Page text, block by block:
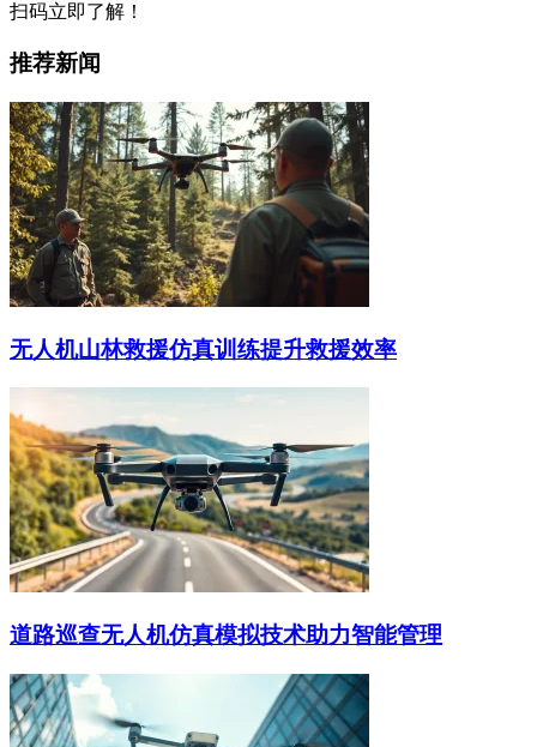
扫码立即了解！
推荐新闻
无人机山林救援仿真训练提升救援效率
道路巡查无人机仿真模拟技术助力智能管理